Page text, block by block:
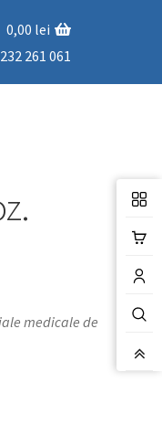
0,00 lei
261 061
medicale de